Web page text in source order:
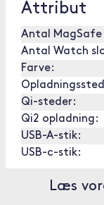
Attribut
Antal MagSafe
Antal Watch
Farve:
Qi-steder:
Qi2 opladning:
USB-A-stik:
USB-c-stik:
Læs